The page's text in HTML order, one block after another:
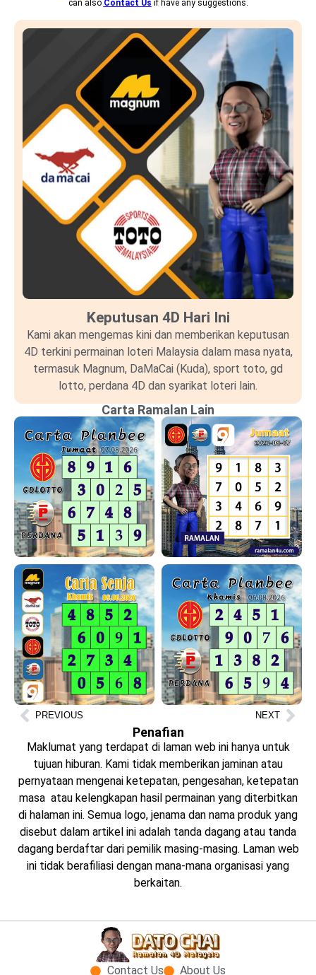
can also Contact Us if have any suggestions.
Keputusan 4D Hari Ini
Kami akan mengemas kini dan memberikan keputusan
4D terkini permainan loteri Malaysia dalam masa nyata,
termasuk Magnum, DaMaCai (Kuda), sport toto, gd
lotto, perdana 4D dan syarikat loteri lain.
Carta Ramalan Lain
PREVIOUS NEXT
Penafian
Maklumat yang terdapat di laman web ini hanya untuk
tujuan hiburan. Kami tidak memberikan jaminan atau
pernyataan mengenai ketepatan, pengesahan, ketepatan
masa atau kelengkapan hasil permainan yang diterbitkan
di halaman ini. Semua logo, jenama dan nama produk yang
disebut dalam artikel ini adalah tanda dagang atau tanda
dagang berdaftar dari pemilik masing-masing. Laman web
ini tidak berafiliasi dengan mana-mana organisasi yang
berkaitan.
Contact Us About Us